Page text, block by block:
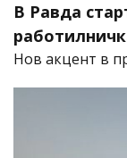
В Равда
Нов акцент в